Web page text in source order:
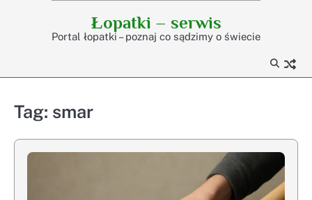
Łopatki – serwis
Portal łopatki – poznaj co sądzimy o świecie
Tag: smar